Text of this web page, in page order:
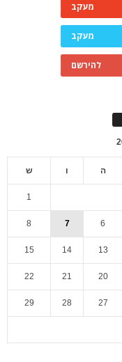
מעקב
מעקב
להירשם
ה ו ש
1
6
7
8
13
14
15
20
21
22
27
28
29